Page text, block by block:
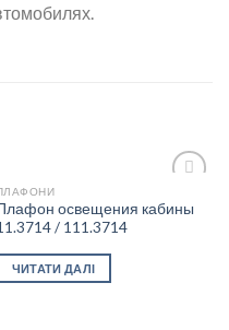
освещения кабины
/ 111.3714
ЧИТАТИ ДАЛІ